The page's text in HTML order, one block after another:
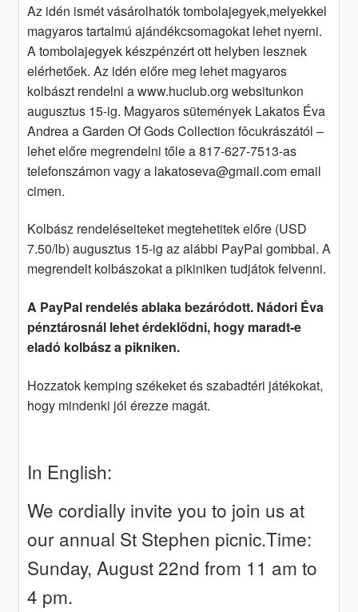
Az idén ismét vásárolhatók tombolajegyek,melyekkel
magyaros tartalmú ajándékcsomagokat lehet nyerni.
A tombolajegyek készpénzért ott helyben lesznek
elérhetőek. Az idén előre meg lehet magyaros
kolbászt rendelni a www.huclub.org websitunkon
augusztus 15-ig. Magyaros sütemények Lakatos Éva
Andrea a Garden Of Gods Collection fôcukrászától –
lehet előre megrendelni tőle a 817-627-7513-as
telefonszámon vagy a lakatoseva@gmail.com email
cimen.
Kolbász rendeléseiteket megtehetitek előre (USD
7.50/lb) augusztus 15-ig az alábbi PayPal gombbal. A
megrendelt kolbászokat a pikiniken tudjátok felvenni.
A PayPal rendelés ablaka bezáródott. Nádori Éva
pénztárosnál lehet érdeklődni, hogy maradt-e
eladó kolbász a pikniken.
Hozzatok kemping székeket és szabadtéri játékokat,
hogy mindenki jól érezze magát.
In English:
We cordially invite you to join us at
our annual St Stephen picnic.Time:
Sunday, August 22nd from 11 am to
4 pm.